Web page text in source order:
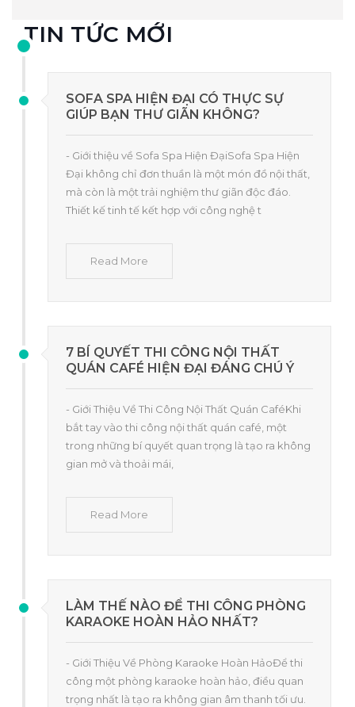
TIN TỨC MỚI
SOFA SPA HIỆN ĐẠI CÓ THỰC SỰ
GIÚP BẠN THƯ GIÃN KHÔNG?
- Giới thiệu về Sofa Spa Hiện ĐạiSofa Spa Hiện
Đại không chỉ đơn thuần là một món đồ nội thất,
mà còn là một trải nghiệm thư giãn độc đáo.
Thiết kế tinh tế kết hợp với công nghệ t
Read More
7 BÍ QUYẾT THI CÔNG NỘI THẤT
QUÁN CAFÉ HIỆN ĐẠI ĐÁNG CHÚ Ý
- Giới Thiệu Về Thi Công Nội Thất Quán CaféKhi
bắt tay vào thi công nội thất quán café, một
trong những bí quyết quan trọng là tạo ra không
gian mở và thoải mái,
Read More
LÀM THẾ NÀO ĐỂ THI CÔNG PHÒNG
KARAOKE HOÀN HẢO NHẤT?
- Giới Thiệu Về Phòng Karaoke Hoàn HảoĐể thi
công một phòng karaoke hoàn hảo, điều quan
trọng nhất là tạo ra không gian âm thanh tối ưu.